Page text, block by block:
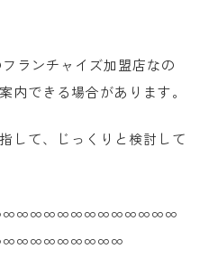
ランチャイズ加盟店なの
内できる場合があります。
して、じっくりと検討して